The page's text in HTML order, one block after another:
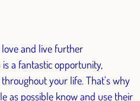
and live further
a fantastic opportunity,
your life. That's why
as possible know and use their